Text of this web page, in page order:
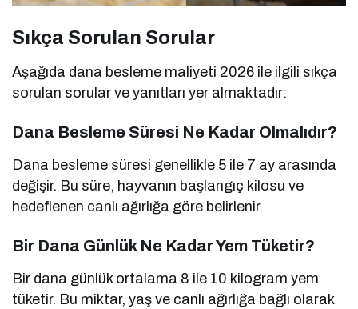
Sıkça Sorulan Sorular
Aşağıda dana besleme maliyeti 2026 ile ilgili sıkça
sorulan sorular ve yanıtları yer almaktadır:
Dana Besleme Süresi Ne Kadar Olmalıdır?
Dana besleme süresi genellikle 5 ile 7 ay arasında
değişir. Bu süre, hayvanın başlangıç kilosu ve
hedeflenen canlı ağırlığa göre belirlenir.
Bir Dana Günlük Ne Kadar Yem Tüketir?
Bir dana günlük ortalama 8 ile 10 kilogram yem
tüketir. Bu miktar, yaş ve canlı ağırlığa bağlı olarak